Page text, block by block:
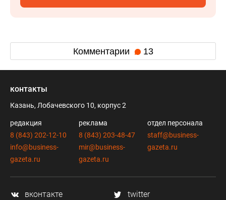
Комментарии 13
контакты
Казань, Лобачевского 10, корпус 2
редакция
8 (843) 202-12-10
info@business-
gazeta.ru
реклама
8 (843) 203-48-47
mir@business-
gazeta.ru
отдел персонала
staff@business-
gazeta.ru
вконтакте
twitter